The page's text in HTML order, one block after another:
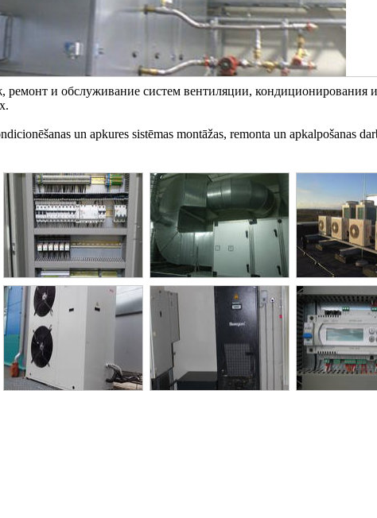
и обслуживание систем вентиляции, кондиционирования и
un apkures sistēmas montāžas, remonta un apkalpošanas